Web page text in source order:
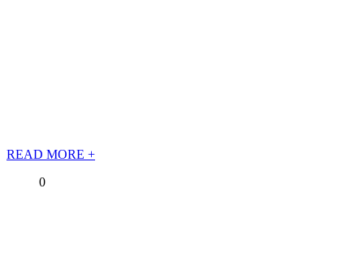
READ MORE +
0